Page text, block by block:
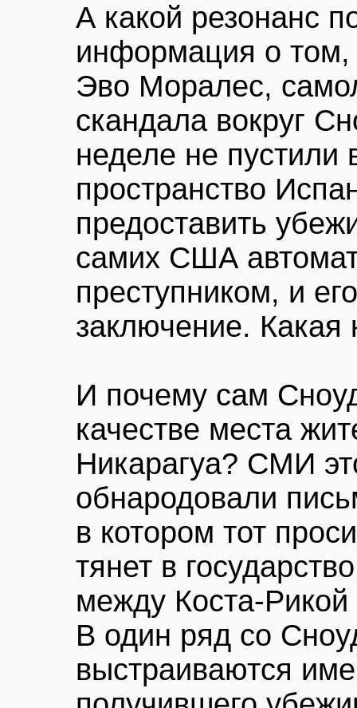
А какой резонанс
информация о том,
Эво Моралес,
скандала вокруг
неделе не пустили
пространство
предоставить
самих США
преступником, и
заключение. Какая
И почему сам
качестве места
Никарагуа? СМИ
обнародовали
в котором тот
тянет в
между Коста-
В один ряд со
выстраиваются